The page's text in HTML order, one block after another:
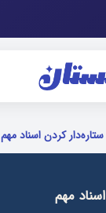
ستاره‌دار کردن اسناد مهم
مهم